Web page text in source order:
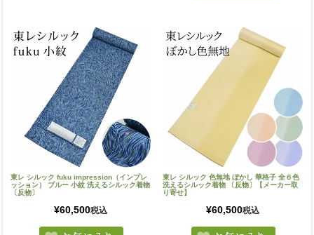
東レ シルック fuku impression（インプレ
ッション） ブルー 小紋 洗えるシルック着物
〔反物〕
¥60,500税込
東レ シルック 色無地 ぼかし 華格子 全６色
洗えるシルック着物 〔反物〕【メーカー取
り寄せ】
¥60,500税込